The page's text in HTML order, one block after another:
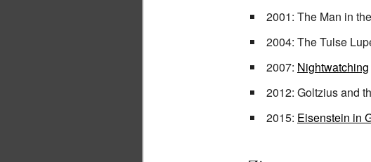
2001: The Man in
2004: The Tulse
2007: Nightwatching
2012: Goltzius and
2015: Eisenstein in